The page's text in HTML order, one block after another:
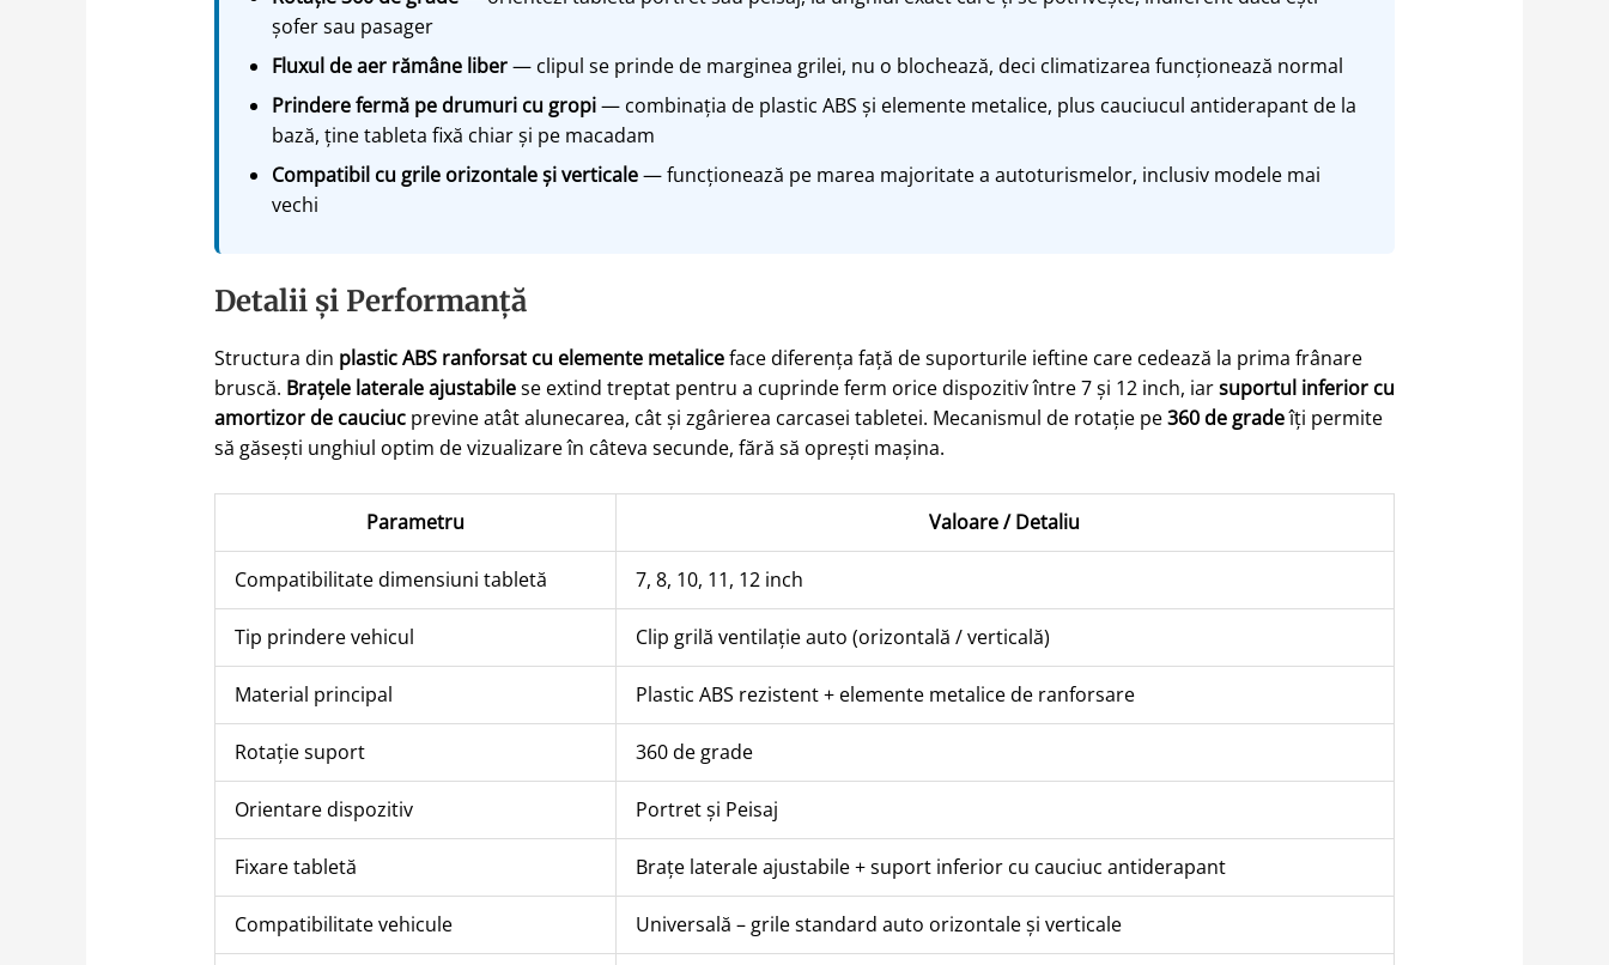
șofer sau pasager
Fluxul de aer rămâne liber— clipul se prinde de marginea grilei, nu o blochează, deci climatizarea funcționează normal
Prindere fermă pe drumuri cu gropi— combinația de plastic ABS și elemente metalice, plus cauciucul antiderapant de la
bază, ține tableta fixă chiar și pe macadam
Compatibil cu grile orizontale și verticale— funcționează pe marea majoritate a autoturismelor, inclusiv modele mai
vechi
Detalii și Performanță
Structura din plastic ABS ranforsat cu elemente metaliceface diferența față de suporturile ieftine care cedează la prima frânare
bruscă. Brațele laterale ajustabilese extind treptat pentru a cuprinde ferm orice dispozitiv între 7 și 12 inch, iarsuportul inferior cu
amortizor de cauciucprevine atât alunecarea, cât și zgârierea carcasei tabletei. Mecanismul de rotație pe360 de gradeîți permite
să găsești unghiul optim de vizualizare în câteva secunde, fără să oprești mașina.
Parametru Valoare / Detaliu
Compatibilitate dimensiuni tabletă 7, 8, 10, 11, 12 inch
Tip prindere vehicul Clip grilă ventilație auto (orizontală / verticală)
Material principal Plastic ABS rezistent + elemente metalice de ranforsare
Rotație suport 360 de grade
Orientare dispozitiv Portret și Peisaj
Fixare tabletă Brațe laterale ajustabile + suport inferior cu cauciuc antiderapant
Compatibilitate vehicule Universală – grile standard auto orizontale și verticale